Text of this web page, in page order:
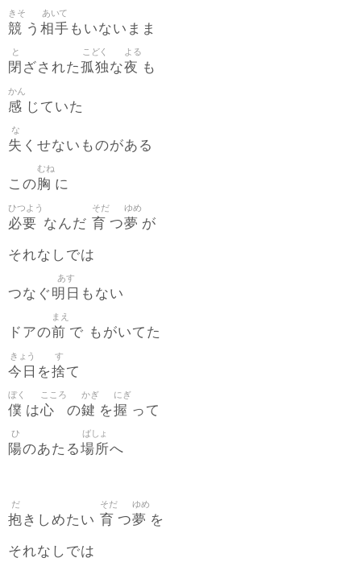
競
きそ
う 相手
あいて
もいないまま
閉
と
ざされた孤独
こどく
な夜
よる
も
感
かん
じていた
失
な
くせないものがある
この胸
むね
に
必要
ひつよう
なんだ 育
そだ
つ夢
ゆめ
が
それなしでは
つなぐ 明日
あす
もない
ドアの前
まえ
で もがいてた
今日
きょう
を捨
す
て
僕
ぼく
は心
こころ
の鍵
かぎ
を握
にぎ
って
陽
ひ
のあたる場所
ばしょ
へ
抱
だ
きしめたい 育
そだ
つ夢
ゆめ
を
それなしでは